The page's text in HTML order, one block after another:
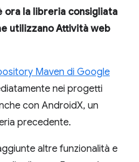
la libreria consigliata
utilizzano Attività web
Maven di Google
nei progetti
con AndroidX, un
precedente.
altre funzionalità e